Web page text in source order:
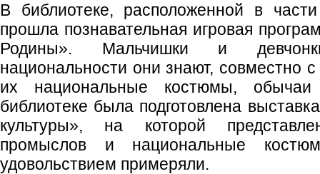
В библиотеке, расположенной в
прошла познавательная игровая
Родины». Мальчишки и
национальности они знают, совместно
их национальные костюмы,
библиотеке была подготовлена
культуры», на которой
промыслов и национальные
удовольствием примеряли.